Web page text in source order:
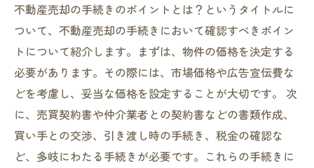
不動産売却の手続きのポイントとは？というタイトルに
ついて、不動産売却の手続きにおいて確認すべきポイン
トについて紹介します。まずは、物件の価格を決定する
必要があります。その際には、市場価格や広告宣伝費な
どを考慮し、妥当な価格を設定することが大切です。 次
に、売買契約書や仲介業者との契約書などの書類作成、
買い手との交渉、引き渡し時の手続き、税金の確認な
ど、多岐にわたる手続きが必要です。これらの手続きに